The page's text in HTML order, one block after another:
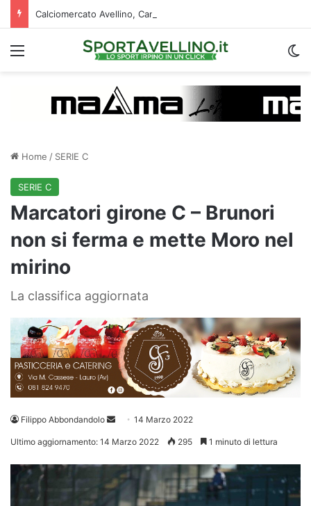
Menu
Home / SERIE C
SERIE C
Marcatori girone C – Brunori
non si ferma e mette Moro nel
mirino
La classifica aggiornata
Filippo Abbondandolo
Invia 14 Marzo 2022
Ultimo aggiornamento: 14 Marzo 2022 295 1 minuto di lettura